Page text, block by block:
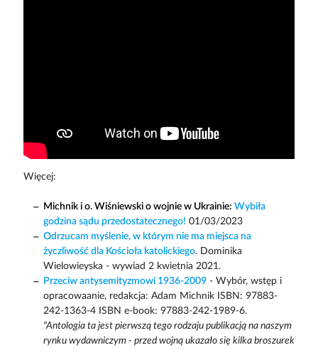
Więcej:
Michnik i o. Wiśniewski o wojnie w Ukrainie: Wybiła
godzina sądu przedostatecznego! 01/03/2023
Odrzucam myślenie, w którym nie ma miejsca na
życzliwość dla Kościoła katolickiego. Dominika
Wielowieyska - wywiad 2 kwietnia 2021.
Przeciw antysemityzmowi 1936-2009- Wybór, wstęp i
opracowaanie, redakcja: Adam Michnik ISBN: 97883-
242-1363-4 ISBN e-book: 97883-242-1989-6.
"Antologia ta jest pierwszą tego rodzaju publikacją na naszym
rynku wydawniczym - przed wojną ukazało się kilka broszurek